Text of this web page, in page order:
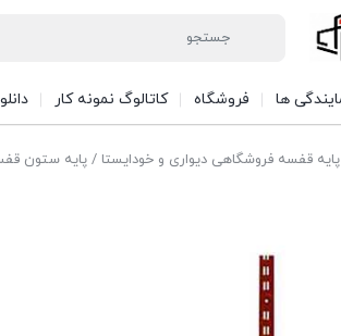
ها فروشگاه کاتالوگ نمونه کار
پایه قفسه فروشگاهی دیواری و خودایستا / پایه ستون